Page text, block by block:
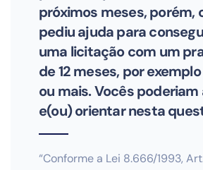
próximos meses, porém,
pediu ajuda para
uma licitação com um
de 12 meses, por
ou mais. Vocês
e(ou) orientar nesta
“Conforme a Lei 8.666/1993,